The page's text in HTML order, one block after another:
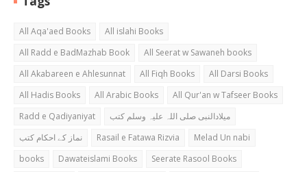
All Aqa'aed Books
All islahi Books
All Radd e BadMazhab Book
All Seerat w Sawaneh books
All Akabareen e Ahlesunnat
All Fiqh Books
All Darsi Books
All Hadis Books
All Arabic Books
All Qur'an w Tafseer Books
Radd e Qadiyaniyat
میلادالنبی صلی اللہ علیہ وسلم کتب
نماز کے احکام کتب
Rasail e Fatawa Rizvia
Melad Un nabi
books
Dawateislami Books
Seerate Rasool Books